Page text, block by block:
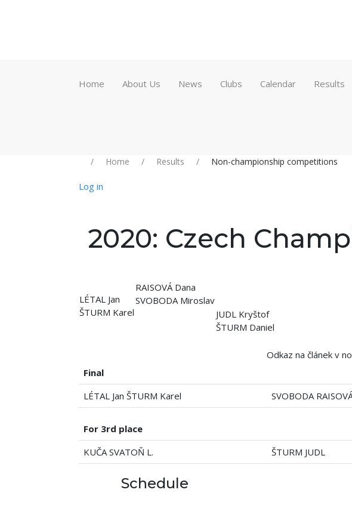
Home About Us News Clubs Calendar Results
Home Results Non-championship competitions
Log in
2020: Czech
RAISOVÁ Dana
SVOBODA Miroslav
LÉTAL Jan
ŠTURM Karel
JUDL Kryštof
ŠTURM Daniel
Odkaz na článek v
Final
LÉTAL Jan ŠTURM Karel
SVOBODA
For 3rd place
KUČA SVATOŇ L.
ŠTURM JUDL
Schedule